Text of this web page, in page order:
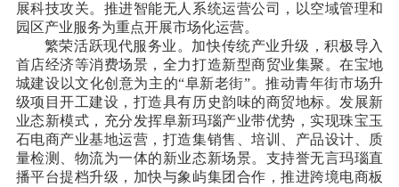
展科技攻关。推进智能无人系统运营公司，以空域管理和
园区产业服务为重点开展市场化运营。
繁荣活跃现代服务业。加快传统产业升级，积极导入
首店经济等消费场景，全力打造新型商贸业集聚。在宝地
城建设以文化创意为主的“阜新老街”。推动青年街市场升
级项目开工建设，打造具有历史韵味的商贸地标。发展新
业态新模式，充分发挥阜新玛瑙产业带优势，实现珠宝玉
石电商产业基地运营，打造集销售、培训、产品设计、质
量检测、物流为一体的新业态新场景。支持誉无言玛瑙直
播平台提档升级，加快与象屿集团合作，推进跨境电商板